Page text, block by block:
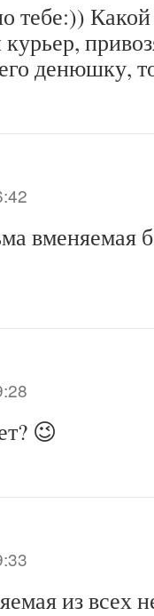
тебе:))
денюшку,
вменяемая
😉
из всех